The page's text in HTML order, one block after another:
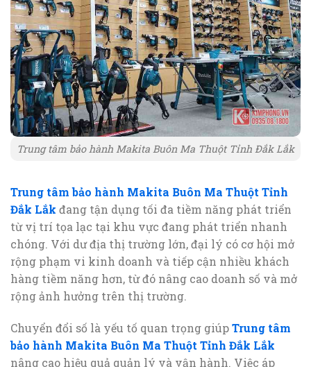
Trung tâm bảo hành Makita Buôn Ma Thuột Tỉnh Đắk Lắk
Trung tâm bảo hành Makita Buôn Ma Thuột Tỉnh
Đắk Lắk đang tận dụng tối đa tiềm năng phát triển
từ vị trí tọa lạc tại khu vực đang phát triển nhanh
chóng. Với dư địa thị trường lớn, đại lý có cơ hội mở
rộng phạm vi kinh doanh và tiếp cận nhiều khách
hàng tiềm năng hơn, từ đó nâng cao doanh số và mở
rộng ảnh hưởng trên thị trường.
Chuyển đổi số là yếu tố quan trọng giúpTrung tâm
bảo hành Makita Buôn Ma Thuột Tỉnh Đắk Lắk
nâng cao hiệu quả quản lý và vận hành. Việc áp